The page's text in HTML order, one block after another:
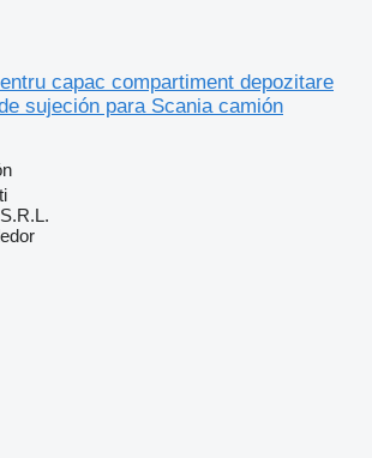
capac compartiment depozitare
sujeción para Scania camión